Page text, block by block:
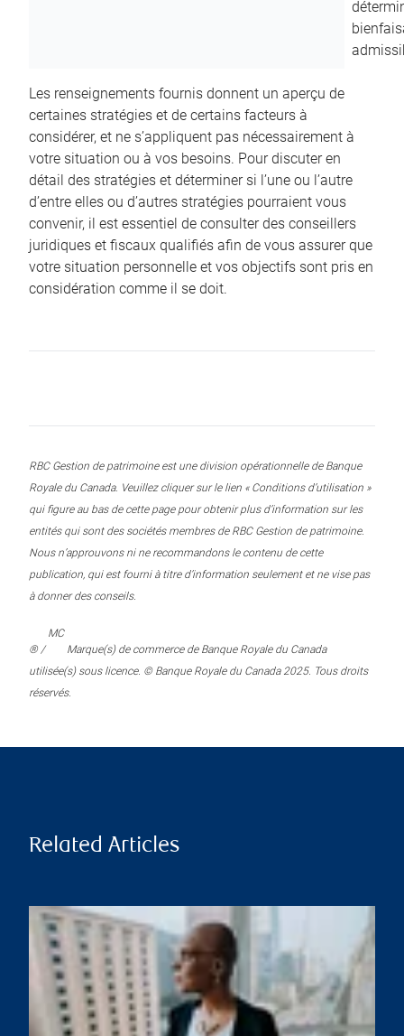
Les renseignements fournis donnent un aperçu de
certaines stratégies et de certains facteurs à
considérer, et ne s’appliquent pas nécessairement à
votre situation ou à vos besoins. Pour discuter en
détail des stratégies et déterminer si l’une ou l’autre
d’entre elles ou d’autres stratégies pourraient vous
convenir, il est essentiel de consulter des conseillers
juridiques et fiscaux qualifiés afin de vous assurer que
votre situation personnelle et vos objectifs sont pris en
considération comme il se doit.
RBC Gestion de patrimoine est une division opérationnelle de Banque
Royale du Canada. Veuillez cliquer sur le lien « Conditions d’utilisation »
qui figure au bas de cette page pour obtenir plus d’information sur les
entités qui sont des sociétés membres de RBC Gestion de patrimoine.
Nous n’approuvons ni ne recommandons le contenu de cette
publication, qui est fourni à titre d’information seulement et ne vise pas
à donner des conseils.
® /
MC
Marque(s) de commerce de Banque Royale du Canada
utilisée(s) sous licence. © Banque Royale du Canada 2025. Tous droits
réservés.
Related Articles